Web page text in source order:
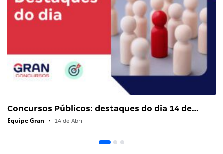
Concursos Públicos: destaques do dia 14 de…
Equipe Gran • 14 de Abril